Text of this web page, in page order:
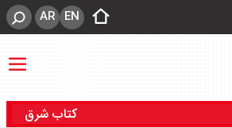
EN
AR
کتاب شرق